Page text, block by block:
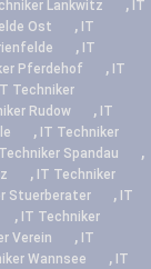
Lankwitz , IT
Ost , IT
, IT
Pferdehof , IT
IT Techniker
Rudow , IT
, IT Techniker
Spandau ,
, IT Techniker
Stuerberater , IT
, IT Techniker
Verein , IT
Wannsee , IT